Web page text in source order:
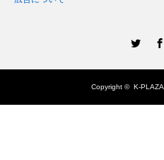
Copyright ©K-PLAZA